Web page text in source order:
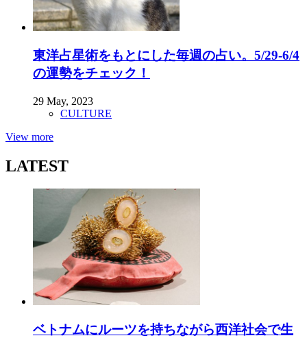
東洋占星術をもとにした毎週の占い。5/29-6/4
の運勢をチェック！
29 May, 2023
CULTURE
View more
LATEST
ベトナムにルーツを持ちながら西洋社会で生